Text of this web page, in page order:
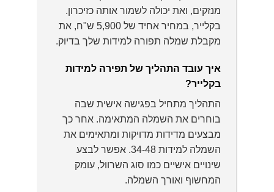
מנזקים, ואת יכולה לשמור אותה כזיכרון.
בקלייר, במחיר אחיד של 5,900 ש"ח, את
מקבלת שמלה תפורה למידות שלך בדיוק.
איך עובד התהליך של תפירה למידות
בקלייר?
התהליך מתחיל בפגישה אישית שבה
בוחרים את השמלה המתאימה. אחר כך
מבצעים מדידות מדויקות ומתאימים את
השמלה למידות 34-48. אפשר לבצע
שינויים אישיים כמו סוג השרוול, עומק
המחשוף ואורך השמלה.